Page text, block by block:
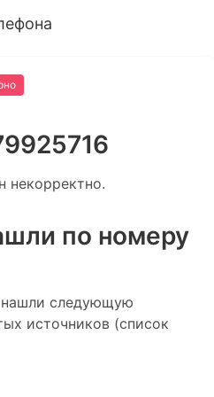
некорректно.
по номеру
следующую
источников (список